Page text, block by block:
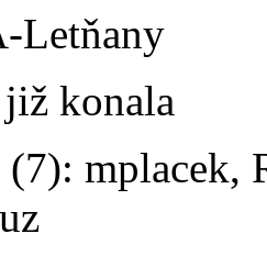
Letňany
již konala
(7): mplacek,